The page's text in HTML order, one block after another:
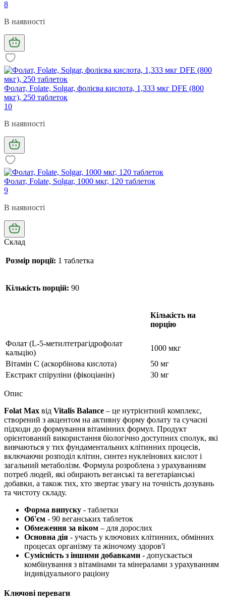
8
В наявності
Фолат, Folate, Solgar, фолієва кислота, 1,333 мкг DFE (800
мкг), 250 таблеток
10
В наявності
Фолат, Folate, Solgar, 1000 мкг, 120 таблеток
9
В наявності
Склад
Розмір порції: 1 таблетка
Кількість порцій: 90
Кількість на
порцію
Фолат (L-5-метилтетрагідрофолат
кальцію)
1000 мкг
Вітамін C (аскорбінова кислота)
50 мг
Екстракт спіруліни (фікоціанін)
30 мг
Опис
Folat Max від Vitalis Balance – це нутрієнтний комплекс,
створений з акцентом на активну форму фолату та сучасні
підходи до формування вітамінних формул. Продукт
орієнтований використання біологічно доступних сполук, які
вивчаються у тих фундаментальних клітинних процесів,
включаючи розподіл клітин, синтез нуклеїнових кислот і
загальний метаболізм. Формула розроблена з урахуванням
потреб людей, які обирають веганські та вегетаріанські
добавки, а також тих, хто звертає увагу на точність дозувань
та чистоту складу.
Форма випуску - таблетки
Об'єм - 90 веганських таблеток
Обмеження за віком – для дорослих
Основна дія - участь у ключових клітинних, обмінних
процесах організму та жіночому здоров'ї
Сумісність з іншими добавками - допускається
комбінування з вітамінами та мінералами з урахуванням
індивідуального раціону
Ключові переваги